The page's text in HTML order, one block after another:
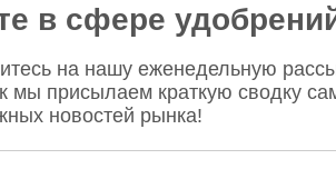
в сфере
на нашу еженедельную
мы присылаем краткую сводку
новостей рынка!